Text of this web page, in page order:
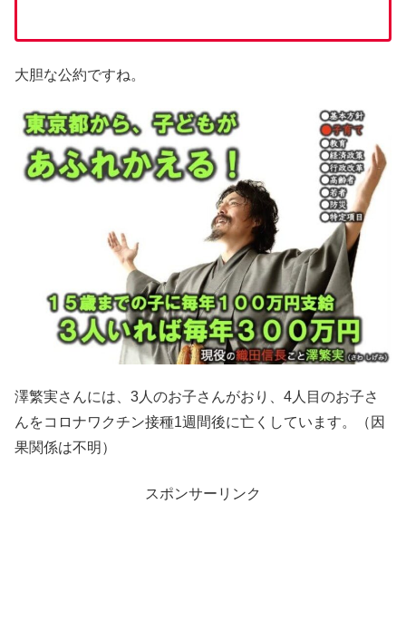
大胆な公約ですね。
澤繁実さんには、3人のお子さんがおり、4人目のお子さ
んをコロナワクチン接種1週間後に亡くしています。（因
果関係は不明）
スポンサーリンク